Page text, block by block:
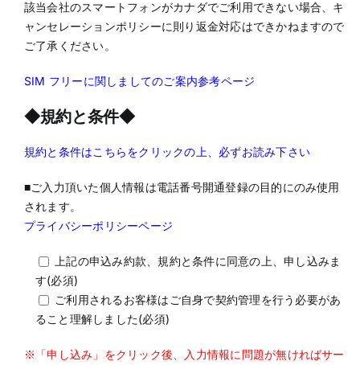
該当会社のスマートフォンがカナダでご利用できない場合、キ
ャンセレーションポリシーに則り返金対応はできかねますので
ご了承ください。
SIM フリーに関しましてのご案内参考ページ
◆規約と条件◆
規約と条件はこちらをクリックの上、必ずお読み下さい
■ご入力頂いた個人情報は電話番号開通登録の目的にのみ使用
されます。
プライバシーポリシーページ
上記の申込み約款、規約と条件に同意の上、申し込みま
す(必須)
ご利用されるお客様はご自身で契約管理を行う必要があ
ること理解しました(必須)
※「申し込み」をクリック後、入力情報に問題が無ければサー